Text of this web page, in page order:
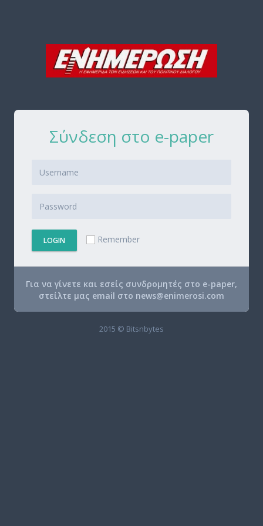
Σύνδεση στο e-paper
LOGIN Remember
Για να γίνετε και εσείς συνδρομητές στο e-paper,
στείλτε μας email στο news@enimerosi.com
2015 © Bitsnbytes